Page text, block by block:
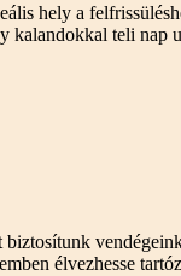
hely a
kalandokkal teli nap
élvezhesse